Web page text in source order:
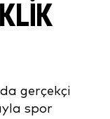
gerçekçi
spor